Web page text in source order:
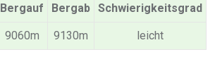
Bergauf Bergab Schwierigkeitsgrad
9060m 9130m leicht